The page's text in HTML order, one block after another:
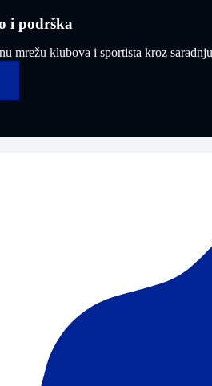
i podrška
mrežu klubova i sportista kroz